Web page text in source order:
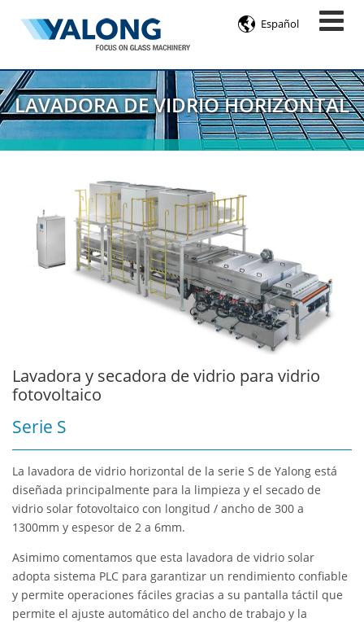
 Español
LAVADORA DE VIDRIO HORIZONTAL
Lavadora y secadora de vidrio para vidrio
fotovoltaico
Serie S
La lavadora de vidrio horizontal de la serie S de Yalong está
diseñada principalmente para la limpieza y el secado de
vidrio solar fotovoltaico con longitud / ancho de 300 a
1300mm y espesor de 2 a 6mm.
Asimimo comentamos que esta lavadora de vidrio solar
adopta sistema PLC para garantizar un rendimiento confiable
y permite operaciones fáciles gracias a su pantalla táctil que
permite el ajuste automático del ancho de trabajo y la